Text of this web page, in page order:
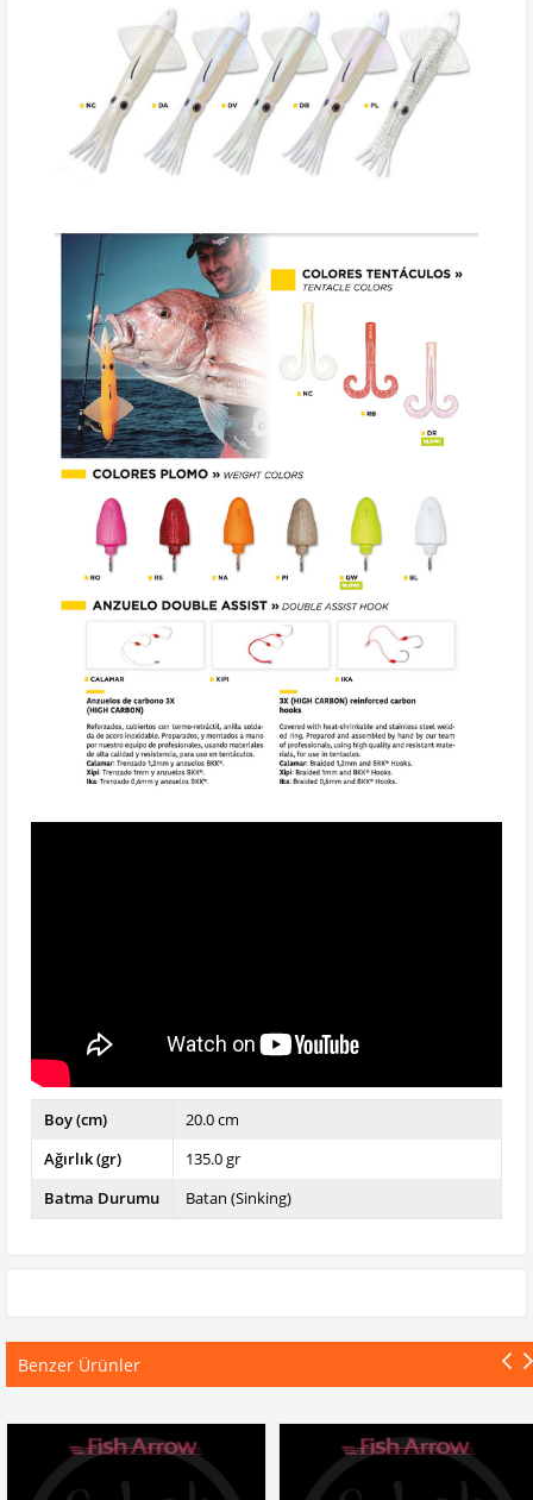
Boy (cm)
20.0 cm
Ağırlık (gr)
135.0 gr
Batma Durumu
Batan (Sinking)
Benzer Ürünler